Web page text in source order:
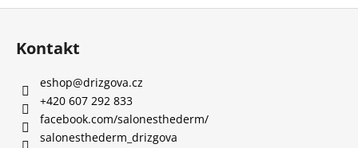
Z
Kontakt
eshop@drizgova.cz
+420 607 292 833
facebook.com/salonesthederm/
salonesthederm_drizgova